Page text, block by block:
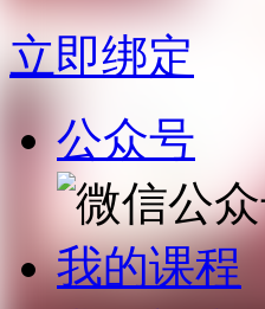
立即绑定
公众号
我的课程